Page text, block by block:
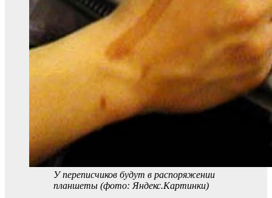
У переписчиков будут в распоряжении
планшеты (фото: Яндекс.Картинки)